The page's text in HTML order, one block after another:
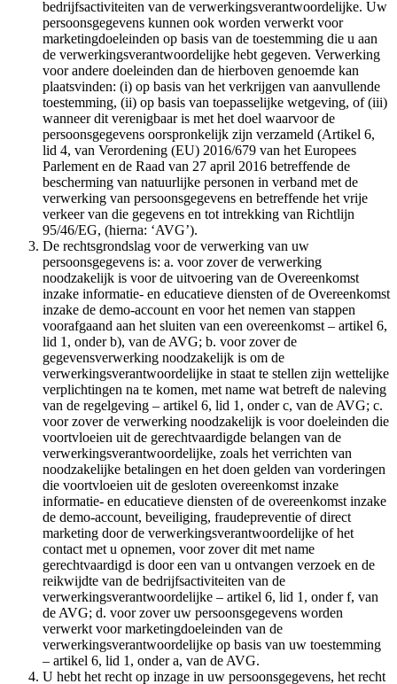
bedrijfsactiviteiten van de verwerkingsverantwoordelijke. Uw
persoonsgegevens kunnen ook worden verwerkt voor
marketingdoeleinden op basis van de toestemming die u aan
de verwerkingsverantwoordelijke hebt gegeven. Verwerking
voor andere doeleinden dan de hierboven genoemde kan
plaatsvinden: (i) op basis van het verkrijgen van aanvullende
toestemming, (ii) op basis van toepasselijke wetgeving, of (iii)
wanneer dit verenigbaar is met het doel waarvoor de
persoonsgegevens oorspronkelijk zijn verzameld (Artikel 6,
lid 4, van Verordening (EU) 2016/679 van het Europees
Parlement en de Raad van 27 april 2016 betreffende de
bescherming van natuurlijke personen in verband met de
verwerking van persoonsgegevens en betreffende het vrije
verkeer van die gegevens en tot intrekking van Richtlijn
95/46/EG, (hierna: ‘AVG’).
De rechtsgrondslag voor de verwerking van uw
persoonsgegevens is: a. voor zover de verwerking
noodzakelijk is voor de uitvoering van de Overeenkomst
inzake informatie- en educatieve diensten of de Overeenkomst
inzake de demo-account en voor het nemen van stappen
voorafgaand aan het sluiten van een overeenkomst – artikel 6,
lid 1, onder b), van de AVG; b. voor zover de
gegevensverwerking noodzakelijk is om de
verwerkingsverantwoordelijke in staat te stellen zijn wettelijke
verplichtingen na te komen, met name wat betreft de naleving
van de regelgeving – artikel 6, lid 1, onder c, van de AVG; c.
voor zover de verwerking noodzakelijk is voor doeleinden die
voortvloeien uit de gerechtvaardigde belangen van de
verwerkingsverantwoordelijke, zoals het verrichten van
noodzakelijke betalingen en het doen gelden van vorderingen
die voortvloeien uit de gesloten overeenkomst inzake
informatie- en educatieve diensten of de overeenkomst inzake
de demo-account, beveiliging, fraudepreventie of direct
marketing door de verwerkingsverantwoordelijke of het
contact met u opnemen, voor zover dit met name
gerechtvaardigd is door een van u ontvangen verzoek en de
reikwijdte van de bedrijfsactiviteiten van de
verwerkingsverantwoordelijke – artikel 6, lid 1, onder f, van
de AVG; d. voor zover uw persoonsgegevens worden
verwerkt voor marketingdoeleinden van de
verwerkingsverantwoordelijke op basis van uw toestemming
– artikel 6, lid 1, onder a, van de AVG.
U hebt het recht op inzage in uw persoonsgegevens, het recht